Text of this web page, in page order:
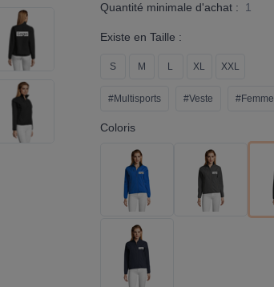
Quantité minimale d'achat : 1
Existe en Taille :
S M L XL XXL
#Multisports #Veste #Femme
Coloris